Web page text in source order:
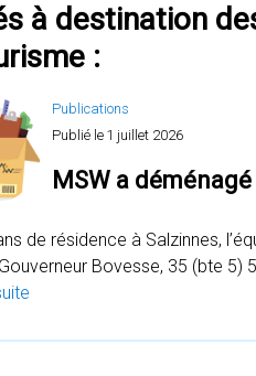
à destination
:
Publications
Publié le 1 juillet 2026
MSW a déménagé
de résidence à Salzinnes,
Gouverneur Bovesse, 35 (bte 5)